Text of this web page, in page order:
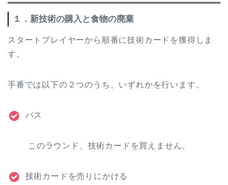
１．新技術の購入と食物の廃棄
スタートプレイヤーから順番に技術カードを獲得しま
す。
手番では以下の２つのうち、いずれかを行います。
パス
このラウンド、技術カードを買えません。
技術カードを売りにかける